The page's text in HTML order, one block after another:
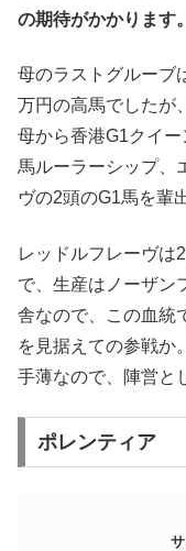
の期待がかかります。
母のラストグルーブ
万円の高馬でしたが
母から香港G1クイ
馬ルーラーシップ、
ヴの2頭のG1馬を輩
レッドルフレーヴは
で、生産はノーザン
舎なので、この血統
を見据えての参戦か
手薄なので、陣営と
ポレンティア